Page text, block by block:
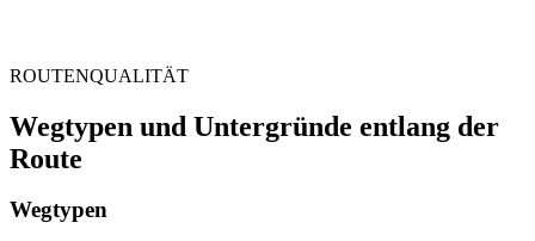
ROUTENQUALITÄT
Wegtypen und Untergründe entlang der
Route
Wegtypen